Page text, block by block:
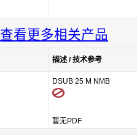
查看更多相关产品
描述 / 技术参考
DSUB 25 M NMB
暂无PDF